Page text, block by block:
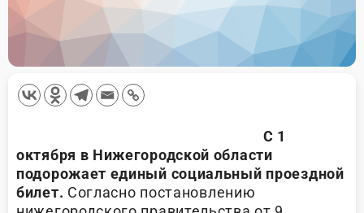
С 1
октября в Нижегородской области
подорожает единый социальный проездной
билет. Согласно постановлению